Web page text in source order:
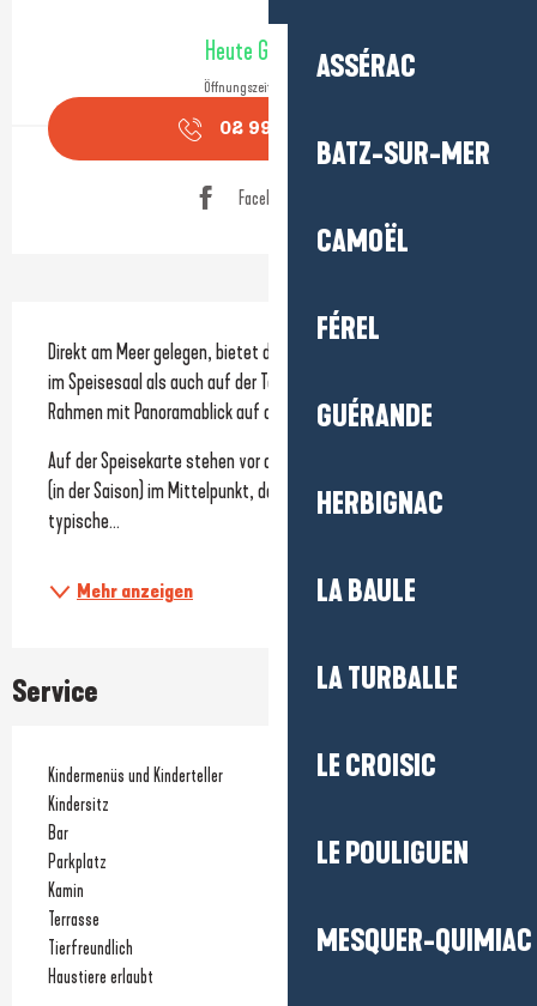
ASSÉRAC
BATZ-SUR-MER
CAMOËL
FÉREL
GUÉRANDE
HERBIGNAC
LA BAULE
LA TURBALLE
LE CROISIC
LE POULIGUEN
MESQUER-QUIMIAC
Öffnungszeiten & Kontaktdaten
Heute Geöffnet
Öffnungszeiten ansehen
02 99 90 31
Facebook Seite
Beschreibung
Direkt am Meer gelegen, bietet die Auberge du Gros Bill sowohl
im Speisesaal als auch auf der Terrasse einen privilegierten
Rahmen mit Panoramablick auf das Meer.
Auf der Speisekarte stehen vor allem die Muscheln aus Pénestin
(in der Saison) im Mittelpunkt, darunter die „Mouclade“, die
typische...
Mehr anzeigen
Service
Kindermenüs und Kinderteller
Kindersitz
Bar
Parkplatz
Kamin
Terrasse
Tierfreundlich
Haustiere erlaubt